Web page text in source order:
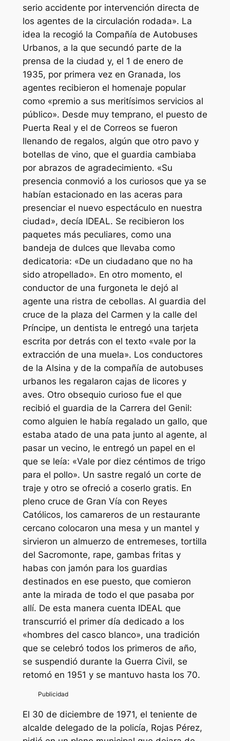
serio accidente por intervención directa de
los agentes de la circulación rodada». La
idea la recogió la Compañía de Autobuses
Urbanos, a la que secundó parte de la
prensa de la ciudad y, el 1 de enero de
1935, por primera vez en Granada, los
agentes recibieron el homenaje popular
como «premio a sus meritísimos servicios al
público». Desde muy temprano, el puesto de
Puerta Real y el de Correos se fueron
llenando de regalos, algún que otro pavo y
botellas de vino, que el guardia cambiaba
por abrazos de agradecimiento. «Su
presencia conmovió a los curiosos que ya se
habían estacionado en las aceras para
presenciar el nuevo espectáculo en nuestra
ciudad», decía IDEAL. Se recibieron los
paquetes más peculiares, como una
bandeja de dulces que llevaba como
dedicatoria: «De un ciudadano que no ha
sido atropellado». En otro momento, el
conductor de una furgoneta le dejó al
agente una ristra de cebollas. Al guardia del
cruce de la plaza del Carmen y la calle del
Príncipe, un dentista le entregó una tarjeta
escrita por detrás con el texto «vale por la
extracción de una muela». Los conductores
de la Alsina y de la compañía de autobuses
urbanos les regalaron cajas de licores y
aves. Otro obsequio curioso fue el que
recibió el guardia de la Carrera del Genil:
como alguien le había regalado un gallo, que
estaba atado de una pata junto al agente, al
pasar un vecino, le entregó un papel en el
que se leía: «Vale por diez céntimos de trigo
para el pollo». Un sastre regaló un corte de
traje y otro se ofreció a coserlo gratis. En
pleno cruce de Gran Vía con Reyes
Católicos, los camareros de un restaurante
cercano colocaron una mesa y un mantel y
sirvieron un almuerzo de entremeses, tortilla
del Sacromonte, rape, gambas fritas y
habas con jamón para los guardias
destinados en ese puesto, que comieron
ante la mirada de todo el que pasaba por
allí. De esta manera cuenta IDEAL que
transcurrió el primer día dedicado a los
«hombres del casco blanco», una tradición
que se celebró todos los primeros de año,
se suspendió durante la Guerra Civil, se
retomó en 1951 y se mantuvo hasta los 70.
El 30 de diciembre de 1971, el teniente de
alcalde delegado de la policía, Rojas Pérez,